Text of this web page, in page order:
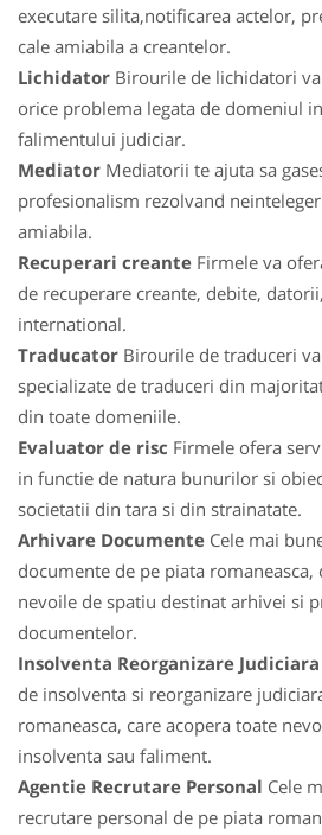
executare silita,notificarea actelor,
cale amiabila a creantelor.
Lichidator Birourile de lichidatori
orice problema legata de domeniul
falimentului judiciar.
Mediator Mediatorii te ajuta sa
profesionalism rezolvand
amiabila.
Recuperari creante Firmele va
de recuperare creante, debite,
international.
Traducator Birourile de traduceri
specializate de traduceri din
din toate domeniile.
Evaluator de risc Firmele ofera
in functie de natura bunurilor si
societatii din tara si din strainatate.
Arhivare Documente Cele mai
documente de pe piata romaneasca,
nevoile de spatiu destinat arhivei si
documentelor.
Insolventa Reorganizare Judiciara
de insolventa si reorganizare
romaneasca, care acopera toate
insolventa sau faliment.
Agentie Recrutare Personal Cele
recrutare personal de pe piata